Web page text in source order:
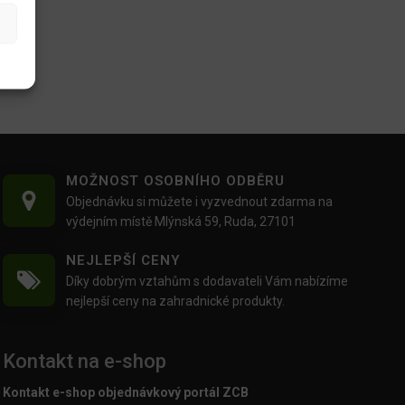
MOŽNOST OSOBNÍHO ODBĚRU
Objednávku si můžete i vyzvednout zdarma na
výdejním místě Mlýnská 59, Ruda, 27101
NEJLEPŠÍ CENY
Díky dobrým vztahům s dodavateli Vám nabízíme
nejlepší ceny na zahradnické produkty.
Kontakt na e-shop
Kontakt e-shop objednávkový portál ZCB